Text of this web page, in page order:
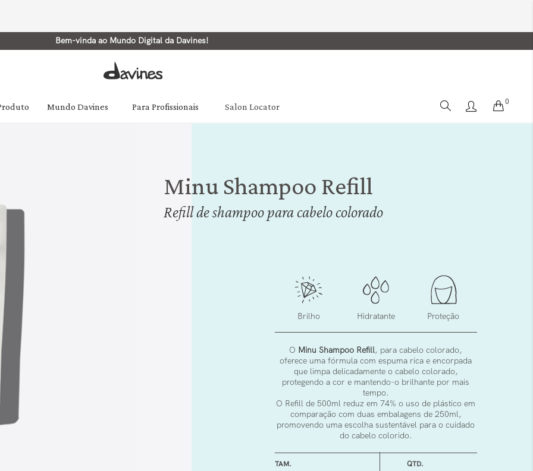
Bem-vinda ao Mundo Digital da Davines!
Mundo Davines Para Profissionais Salon Locator Cart
0
Minu Shampoo Refill
Refill de shampoo para cabelo colorado
Brilho Hidratante Proteção
O Minu Shampoo Refill, para cabelo colorado,
oferece uma fórmula com espuma rica e encorpada
que limpa delicadamente o cabelo colorado,
protegendo a cor e mantendo-o brilhante por mais
tempo.
O Refill de 500ml reduz em 74% o uso de plástico em
comparação com duas embalagens de 250ml,
promovendo uma escolha sustentável para o cuidado
do cabelo colorido.
TAM. QTD.